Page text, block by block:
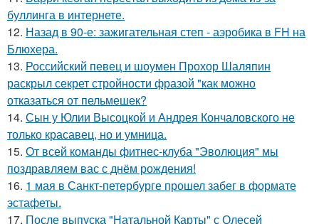
буллинга в интернете.
12. Назад в 90-е: зажигательная степ - аэробика в FH на
Блюхера.
13. Российский певец и шоумен Прохор Шаляпин
раскрыл секрет стройности фразой "как можно
отказаться от пельмешек?
14. Сын у Юлии Высоцкой и Андрея Кончаловского не
только красавец, но и умница.
15. От всей команды фитнес-клуба "Эволюция" мы
поздравляем вас с днём рождения!
16. 1 мая в Санкт-петербурге прошел забег в формате
эстафеты.
17. После выпуска "Натальной Карты" с Олесей